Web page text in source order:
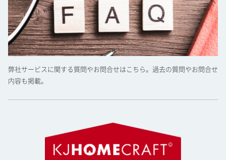
弊社サービスに関する質問やお問合せはこちら。過去の質問やお問合せ
内容も掲載。